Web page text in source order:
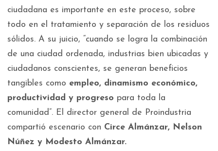
ciudadana es importante en este proceso, sobre
todo en el tratamiento y separación de los residuos
sólidos. A su juicio, “cuando se logra la combinación
de una ciudad ordenada, industrias bien ubicadas y
ciudadanos conscientes, se generan beneficios
tangibles como empleo, dinamismo económico,
productividad y progreso para toda la
comunidad”. El director general de Proindustria
compartió escenario con Circe Almánzar, Nelson
Núñez y Modesto Almánzar.